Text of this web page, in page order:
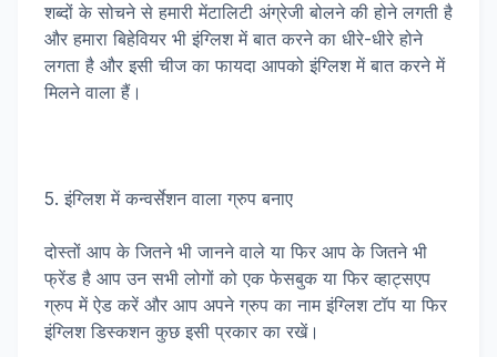
शब्दों के सोचने से हमारी मेंटालिटी अंग्रेजी बोलने की होने लगती है
और हमारा बिहेवियर भी इंग्लिश में बात करने का धीरे-धीरे होने
लगता है और इसी चीज का फायदा आपको इंग्लिश में बात करने में
मिलने वाला हैं।
5. इंग्लिश में कन्वर्सेशन वाला ग्रुप बनाए
दोस्तों आप के जितने भी जानने वाले या फिर आप के जितने भी
फ्रेंड है आप उन सभी लोगों को एक फेसबुक या फिर व्हाट्सएप
ग्रुप में ऐड करें और आप अपने ग्रुप का नाम इंग्लिश टॉप या फिर
इंग्लिश डिस्कशन कुछ इसी प्रकार का रखें।